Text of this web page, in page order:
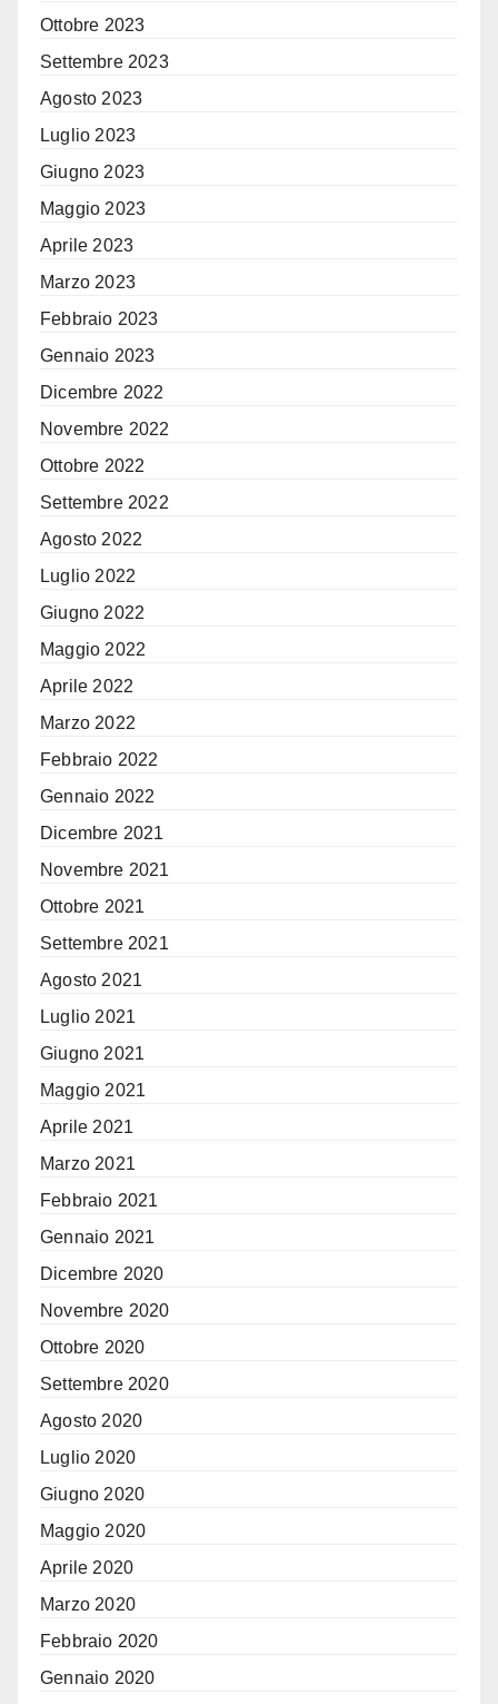
Ottobre 2023
Settembre 2023
Agosto 2023
Luglio 2023
Giugno 2023
Maggio 2023
Aprile 2023
Marzo 2023
Febbraio 2023
Gennaio 2023
Dicembre 2022
Novembre 2022
Ottobre 2022
Settembre 2022
Agosto 2022
Luglio 2022
Giugno 2022
Maggio 2022
Aprile 2022
Marzo 2022
Febbraio 2022
Gennaio 2022
Dicembre 2021
Novembre 2021
Ottobre 2021
Settembre 2021
Agosto 2021
Luglio 2021
Giugno 2021
Maggio 2021
Aprile 2021
Marzo 2021
Febbraio 2021
Gennaio 2021
Dicembre 2020
Novembre 2020
Ottobre 2020
Settembre 2020
Agosto 2020
Luglio 2020
Giugno 2020
Maggio 2020
Aprile 2020
Marzo 2020
Febbraio 2020
Gennaio 2020